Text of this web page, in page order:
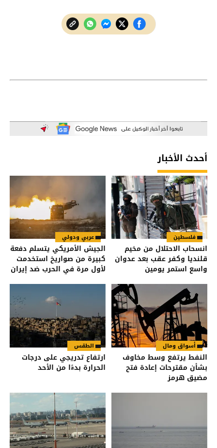
أحدث الأخبار
فلسطين
انسحاب الاحتلال من مخيم
قلنديا وكفر عقب بعد عدوان
واسع استمر يومين
عربي ودولي
الجيش الأمريكي يتسلم دفعة
كبيرة من صواريخ استخدمت
لأول مرة في الحرب ضد إيران
أسواق ومال
النفط يرتفع وسط مخاوف
بشأن مقترحات إعادة فتح
مضيق هرمز
الطقس
ارتفاع تدريجي على درجات
الحرارة بدءًا من الأحد